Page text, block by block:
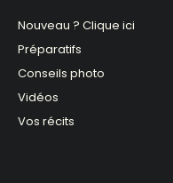
Nouveau ? Clique ici
Préparatifs
Conseils photo
Vidéos
Vos récits